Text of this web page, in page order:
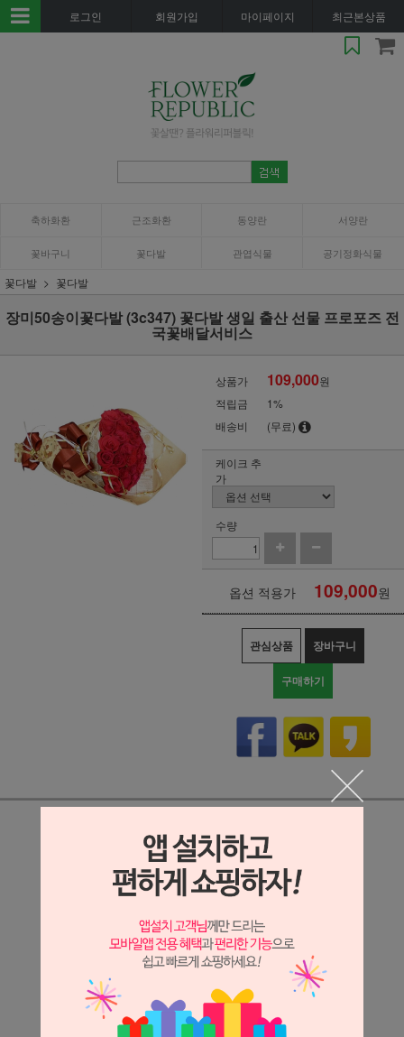
로그인 회원가입 마이페이지 최근본상품
축하화환 근조화환 동양란 서양란
꽃바구니 꽃다발 관엽식물 공기정화식물
꽃다발 꽃다발
장미50송이꽃다발 (3c347) 꽃다발 생일 출산 선물 프로포즈 전
국꽃배달서비스
상품가 109,000원
적립금
1%
배송비
(무료)
케이크 추
가
수량
옵션 적용가 109,000원
관심상품 장바구니
구매하기
상세정보 새창 열기
상세 정보를 확대해 보실 수 있습니다.
※ 필독해주세요 ※
는 시세 변동에 따라 가격이 달라질 수 있으니
문의 후 주문 바랍니다.